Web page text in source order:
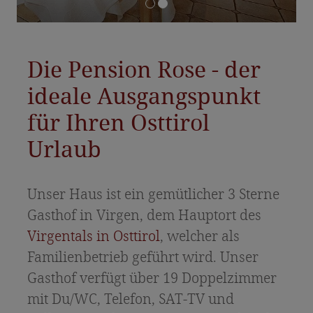
Inklusivleistungen & Preisinfos
Essen & Trinken
Feste & Jubiläen
Osttiroler Spezialitäten
Sommerurlaub
Wandertipps
Winterurlaub
Nationalpark Hohe Tauern
Die Pension Rose - der
ideale Ausgangspunkt
für Ihren Osttirol
Urlaub
Unser Haus ist ein gemütlicher 3 Sterne
Gasthof in Virgen, dem Hauptort des
Virgentals in Osttirol, welcher als
Familienbetrieb geführt wird. Unser
Gasthof verfügt über 19 Doppelzimmer
mit Du/WC, Telefon, SAT-TV und